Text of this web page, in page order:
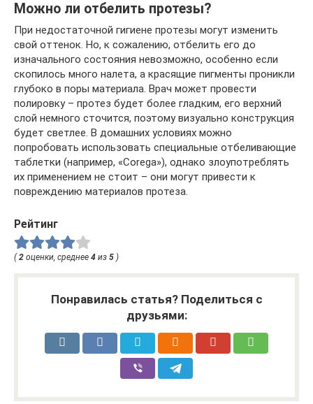
Можно ли отбелить протезы?
При недостаточной гигиене протезы могут изменить
свой оттенок. Но, к сожалению, отбелить его до
изначального состояния невозможно, особенно если
скопилось много налета, а красящие пигменты проникли
глубоко в поры материала. Врач может провести
полировку – протез будет более гладким, его верхний
слой немного сточится, поэтому визуально конструкция
будет светлее. В домашних условиях можно
попробовать использовать специальные отбеливающие
таблетки (например, «Corega»), однако злоупотреблять
их применением не стоит – они могут привести к
повреждению материалов протеза.
Рейтинг
(2 оценки, среднее 4 из 5 )
Понравилась статья? Поделиться с
друзьями: